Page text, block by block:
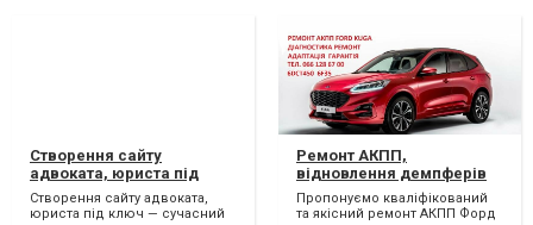
Створення сайту
адвоката, юриста під
ключ
Створення сайту адвоката,
юриста під ключ — сучасний
Ремонт АКПП,
відновлення демпферів
та перевірка соленоїдів
Ford Kuga MPS6 #
Пропонуємо кваліфікований
та якісний ремонт АКПП Форд